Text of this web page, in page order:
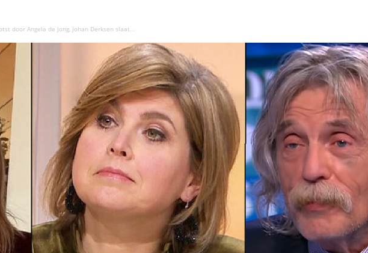
door Angela de Jong, Johan Derksen slaat...